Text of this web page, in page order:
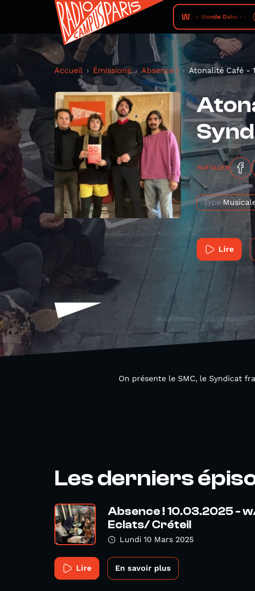
Le Monde Daho • Loup
Accueil Émissions Absence ! Atonalité Café -
PARTAGER
Type
Lire
On présente le SMC, le Syndicat
Les derniers
Absence ! 10.03.2025 -
Eclats/ Créteil
Lundi 10 Mars 2025
Lire En savoir plus